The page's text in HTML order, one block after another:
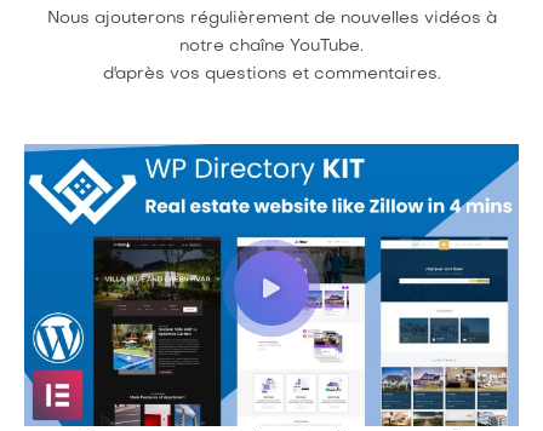
Nous ajouterons régulièrement de nouvelles vidéos à
notre chaîne YouTube.
d'après vos questions et commentaires.